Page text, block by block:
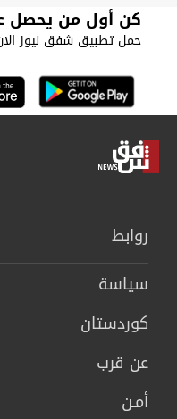
كن أول من يحصل
حمل تطبيق شفق نيوز
روابط
سیاسة
كوردستان
عن قرب
أمـن